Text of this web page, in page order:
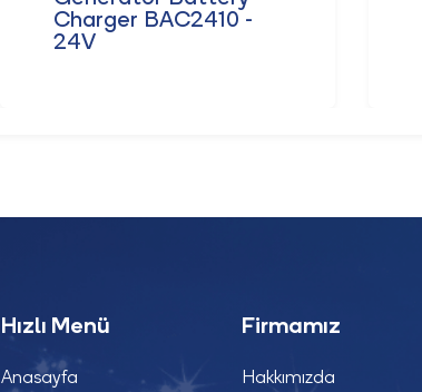
Charger BAC2410 -
24V
Hızlı Menü
Anasayfa
Firmamız
Hakkımızda